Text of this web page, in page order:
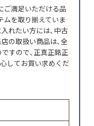
ご満足いただける品
ムを取り揃えていま
れたい方には、中古
の取扱い商品は、全
すので、正真正銘正
してお買い求めくだ